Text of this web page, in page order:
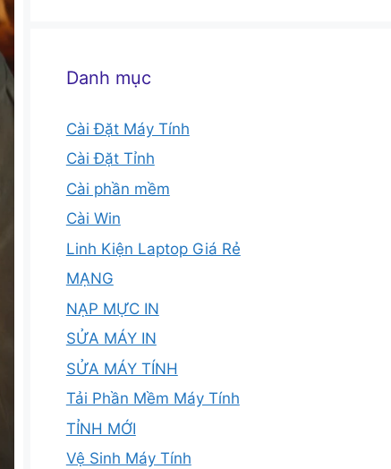
Danh mục
Cài Đặt Máy Tính
Cài Đặt Tỉnh
Cài phần mềm
Cài Win
Linh Kiện Laptop Giá Rẻ
MẠNG
NẠP MỰC IN
SỬA MÁY IN
SỬA MÁY TÍNH
Tải Phần Mềm Máy Tính
TỈNH MỚI
Vệ Sinh Máy Tính